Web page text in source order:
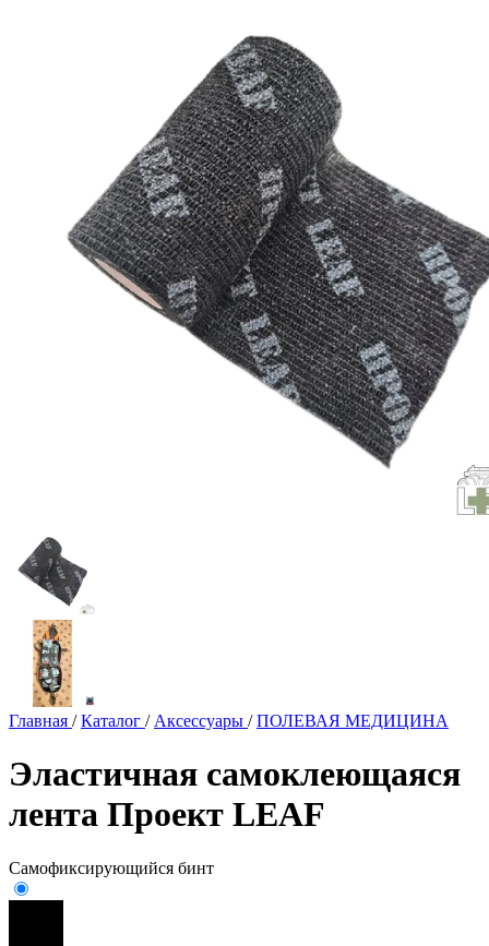
Главная / Каталог / Аксессуары / ПОЛЕВАЯ МЕДИЦИНА
Эластичная самоклеющаяся
лента Проект LEAF
Самофиксирующийся бинт